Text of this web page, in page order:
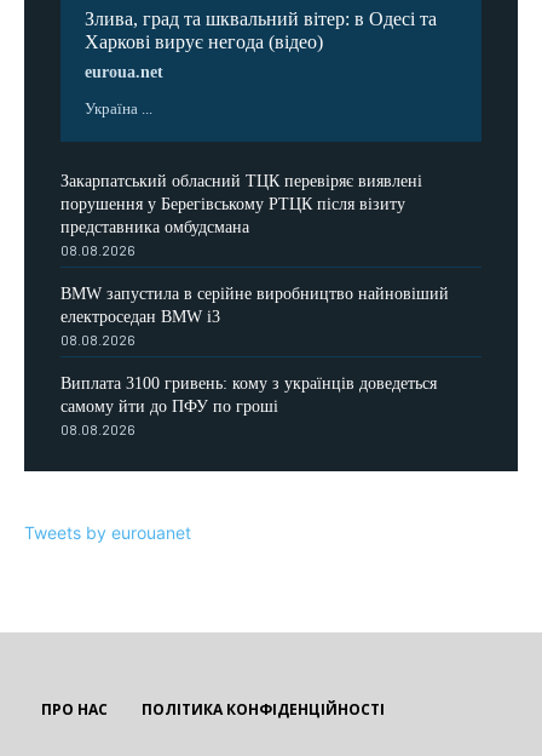
Злива, град та шквальний вітер: в Одесі та
Харкові вирує негода (відео)
euroua.net
Україна ...
Закарпатський обласний ТЦК перевіряє виявлені
порушення у Берегівському РТЦК після візиту
представника омбудсмана
08.08.2026
BMW запустила в серійне виробництво найновіший
електроседан BMW i3
08.08.2026
Виплата 3100 гривень: кому з українців доведеться
самому йти до ПФУ по гроші
08.08.2026
Tweets by eurouanet
ПРО НАС ПОЛІТИКА КОНФІДЕНЦІЙНОСТІ